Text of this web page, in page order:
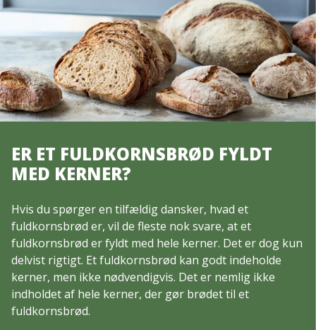
ER ET FULDKORNSBRØD FYLDT
MED KERNER?
Hvis du spørger en tilfældig dansker, hvad et
fuldkornsbrød er, vil de fleste nok svare, at et
fuldkornsbrød er fyldt med hele kerner. Det er dog kun
delvist rigtigt. Et fuldkornsbrød kan godt indeholde
kerner, men ikke nødvendigvis. Det er nemlig ikke
indholdet af hele kerner, der gør brødet til et
fuldkornsbrød.